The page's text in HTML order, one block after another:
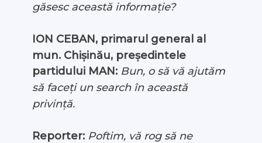
găsesc această informație?
ION CEBAN, primarul general al
mun. Chișinău, președintele
partidului MAN: Bun, o să vă ajutăm
să faceți un search în această
privință.
Reporter: Poftim, vă rog să ne